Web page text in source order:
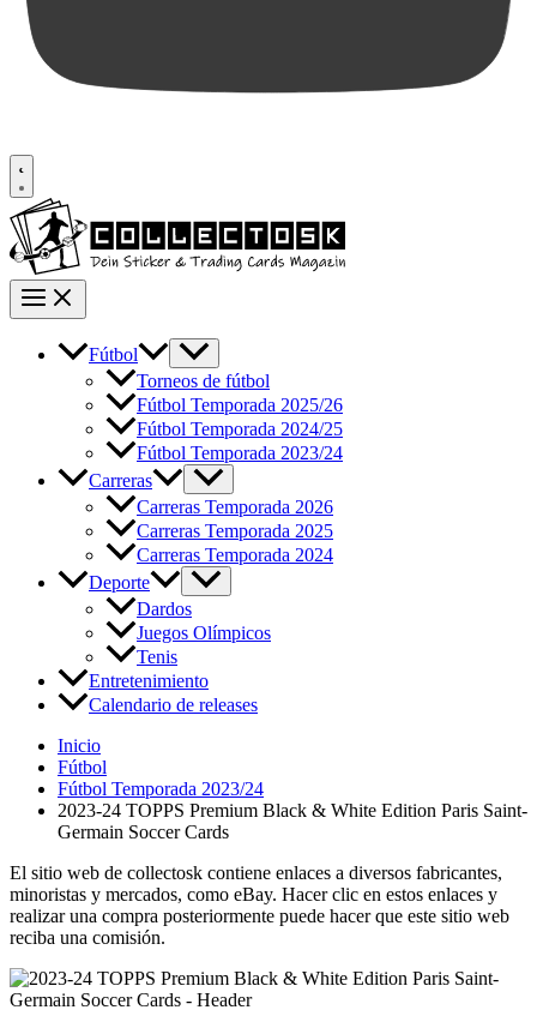
Fútbol
Torneos de fútbol
Fútbol Temporada 2025/26
Fútbol Temporada 2024/25
Fútbol Temporada 2023/24
Carreras
Carreras Temporada 2026
Carreras Temporada 2025
Carreras Temporada 2024
Deporte
Dardos
Juegos Olímpicos
Tenis
Entretenimiento
Calendario de releases
Inicio
Fútbol
Fútbol Temporada 2023/24
2023-24 TOPPS Premium Black & White Edition Paris Saint-
Germain Soccer Cards
El sitio web de collectosk contiene enlaces a diversos fabricantes,
minoristas y mercados, como eBay. Hacer clic en estos enlaces y
realizar una compra posteriormente puede hacer que este sitio web
reciba una comisión.